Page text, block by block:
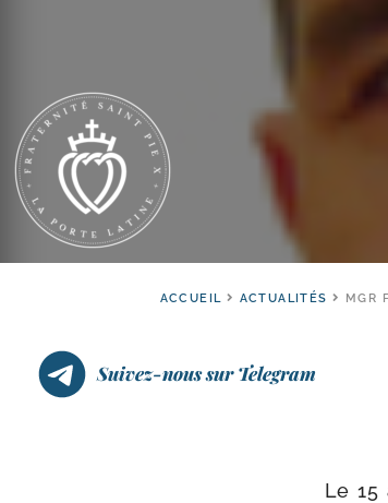
ACCUEIL ACTUALITÉS MGR
Suivez-nous sur Telegram
Le 15